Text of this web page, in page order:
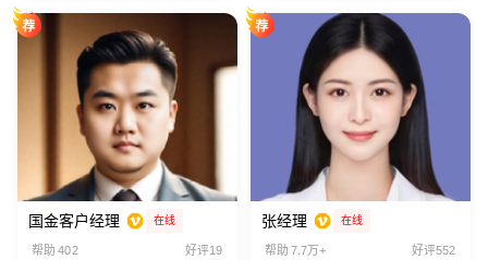
国金客户经理 在线
帮助 402 好评19
张经理 在线
帮助 7.7万+ 好评552